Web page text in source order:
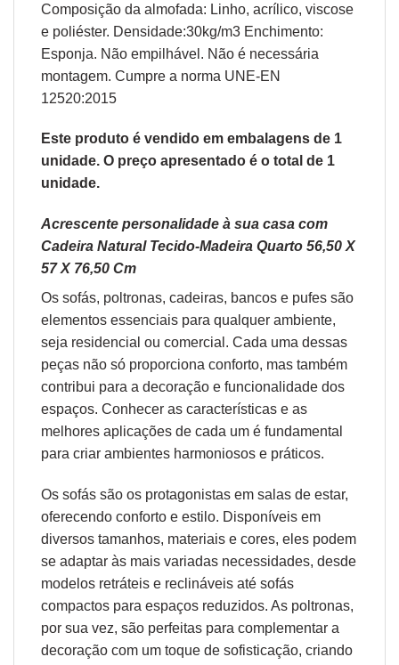
Composição da almofada: Linho, acrílico, viscose
e poliéster. Densidade:30kg/m3 Enchimento:
Esponja. Não empilhável. Não é necessária
montagem. Cumpre a norma UNE-EN
12520:2015
Este produto é vendido em embalagens de 1
unidade. O preço apresentado é o total de 1
unidade.
Acrescente personalidade à sua casa com
Cadeira Natural Tecido-Madeira Quarto 56,50 X
57 X 76,50 Cm
Os sofás, poltronas, cadeiras, bancos e pufes são
elementos essenciais para qualquer ambiente,
seja residencial ou comercial. Cada uma dessas
peças não só proporciona conforto, mas também
contribui para a decoração e funcionalidade dos
espaços. Conhecer as características e as
melhores aplicações de cada um é fundamental
para criar ambientes harmoniosos e práticos.
Os sofás são os protagonistas em salas de estar,
oferecendo conforto e estilo. Disponíveis em
diversos tamanhos, materiais e cores, eles podem
se adaptar às mais variadas necessidades, desde
modelos retráteis e reclináveis até sofás
compactos para espaços reduzidos. As poltronas,
por sua vez, são perfeitas para complementar a
decoração com um toque de sofisticação, criando